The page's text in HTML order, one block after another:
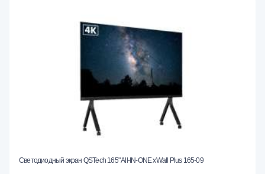
Светодиодный экран QSTech 165" All-IN-ONE xWall Plus 165-09